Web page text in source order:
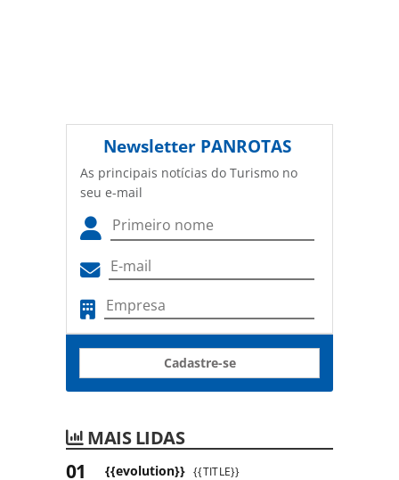
Newsletter PANROTAS
As principais notícias do Turismo no
seu e-mail
Cadastre-se
MAIS LIDAS
{{evolution}} {{TITLE}}